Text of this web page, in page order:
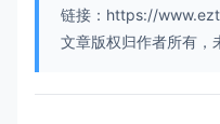
链接：https://
文章版权归作者所有，